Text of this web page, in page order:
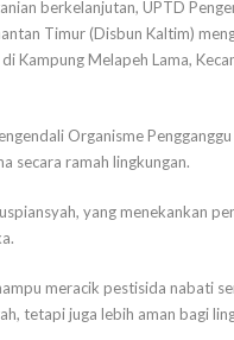
berkelanjutan, UPTD
Timur (Disbun Kaltim)
Melapeh Lama,
Organisme
secara ramah lingkungan.
yang menekankan
meracik pestisida nabati
tetapi juga lebih aman bagi